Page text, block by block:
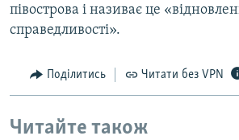
півострова і називає це
справедливості».
Поділитись Читати без VPN
Читайте також